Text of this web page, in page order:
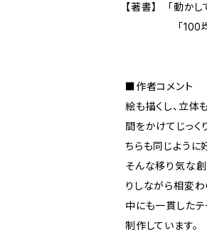
【著書】 「動かし
「100均グッ
■作者コメント
絵も描くし、立体
間をかけてじっく
ちらも同じように
そんな移り気な
りしながら相変
中にも一貫した
制作しています。